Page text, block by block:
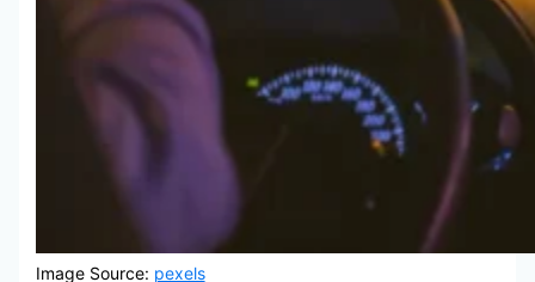
Image Source: pexels